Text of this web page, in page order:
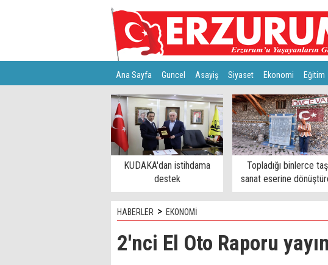
Ana Sayfa Guncel Asayiş Siyaset Ekonomi Eğitim
Türkiye Teknoloji
KUDAKA'dan istihdama
destek
Topladığı binlerce
sanat eserine
HABERLER > EKONOMİ
2'nci El Oto Raporu